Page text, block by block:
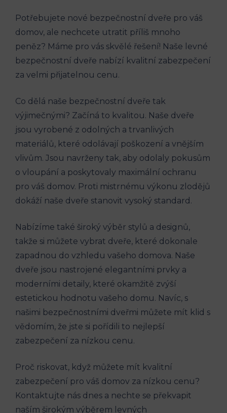
Potřebujete nové bezpečnostní dveře pro váš
domov, ale nechcete utratit příliš mnoho
peněz? Máme pro vás skvělé řešení! Naše levné
bezpečnostní dveře nabízí kvalitní zabezpečení
za velmi přijatelnou cenu.
Co dělá naše bezpečnostní dveře tak
výjimečnými? Začíná to kvalitou. Naše dveře
jsou vyrobené z odolných a trvanlivých
materiálů, které odolávají poškození a vnějším
vlivům. Jsou navrženy tak, aby odolaly pokusům
o vloupání a poskytovaly maximální ochranu
pro váš domov. Proti mistrnému výkonu zlodějů
dokáží naše dveře stanovit vysoký standard.
Nabízíme také široký výběr stylů a designů,
takže si můžete vybrat dveře, které dokonale
zapadnou do vzhledu vašeho domova. Naše
dveře jsou nastrojené elegantními prvky a
moderními detaily, které okamžitě zvýší
estetickou hodnotu vašeho domu. Navíc, s
našimi bezpečnostními dveřmi můžete mít klid s
vědomím, že jste si pořídili to nejlepší
zabezpečení za nízkou cenu.
Proč riskovat, když můžete mít kvalitní
zabezpečení pro váš domov za nízkou cenu?
Kontaktujte nás dnes a nechte se překvapit
naším širokým výběrem levných